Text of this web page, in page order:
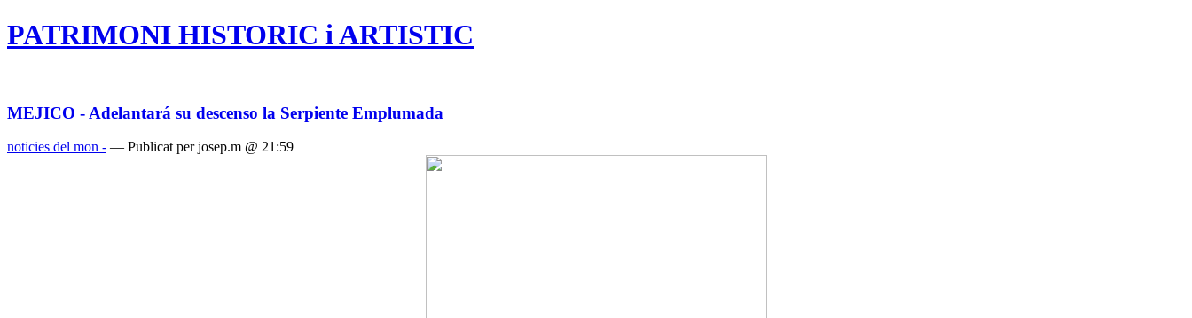
PATRIMONI HISTORIC i ARTISTIC
MEJICO - Adelantará su descenso la Serpiente Emplumada
noticies del mon - — Publicat per josep.m @ 21:59